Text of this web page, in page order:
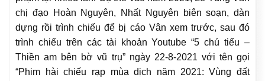
chị đạo Hoàn Nguyên, Nhất Nguyên biên soạn, dàn
dựng rồi trình chiếu để bị cáo Vân xem trước, sau đó
trình chiếu trên các tài khoản Youtube “5 chú tiểu –
Thiền am bên bờ vũ trụ” ngày 22-8-2021 với tên gọi
“Phim hài chiếu rạp mùa dịch năm 2021: Vùng đất